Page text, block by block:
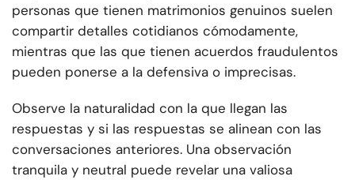
personas que tienen matrimonios genuinos suelen
compartir detalles cotidianos cómodamente,
mientras que las que tienen acuerdos fraudulentos
pueden ponerse a la defensiva o imprecisas.
Observe la naturalidad con la que llegan las
respuestas y si las respuestas se alinean con las
conversaciones anteriores. Una observación
tranquila y neutral puede revelar una valiosa